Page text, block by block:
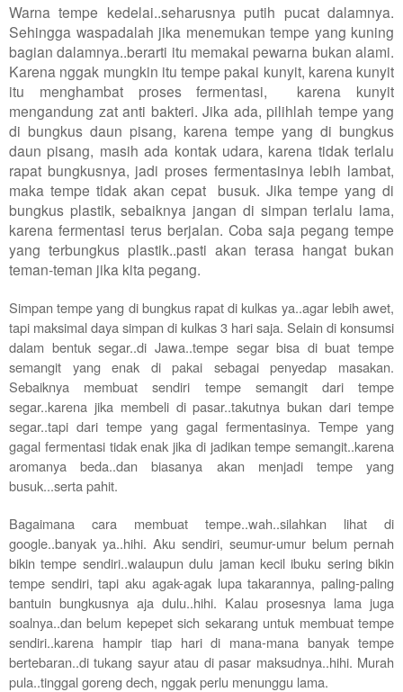
Warna tempe kedelai..seharusnya putih pucat dalamnya.
Sehingga waspadalah jika menemukan tempe yang kuning
bagian dalamnya..berarti itu memakai pewarna bukan alami.
Karena nggak mungkin itu tempe pakai kunyit, karena kunyit
itu menghambat proses fermentasi, karena kunyit
mengandung zat anti bakteri. Jika ada, pilihlah tempe yang
di bungkus daun pisang, karena tempe yang di bungkus
daun pisang, masih ada kontak udara, karena tidak terlalu
rapat bungkusnya, jadi proses fermentasinya lebih lambat,
maka tempe tidak akan cepat busuk. Jika tempe yang di
bungkus plastik, sebaiknya jangan di simpan terlalu lama,
karena fermentasi terus berjalan. Coba saja pegang tempe
yang terbungkus plastik..pasti akan terasa hangat bukan
teman-teman jika kita pegang.
Simpan tempe yang di bungkus rapat di kulkas ya..agar lebih awet,
tapi maksimal daya simpan di kulkas 3 hari saja. Selain di konsumsi
dalam bentuk segar..di Jawa..tempe segar bisa di buat tempe
semangit yang enak di pakai sebagai penyedap masakan.
Sebaiknya membuat sendiri tempe semangit dari tempe
segar..karena jika membeli di pasar..takutnya bukan dari tempe
segar..tapi dari tempe yang gagal fermentasinya. Tempe yang
gagal fermentasi tidak enak jika di jadikan tempe semangit..karena
aromanya beda..dan biasanya akan menjadi tempe yang
busuk...serta pahit.
Bagaimana cara membuat tempe..wah..silahkan lihat di
google..banyak ya..hihi. Aku sendiri, seumur-umur belum pernah
bikin tempe sendiri..walaupun dulu jaman kecil ibuku sering bikin
tempe sendiri, tapi aku agak-agak lupa takarannya, paling-paling
bantuin bungkusnya aja dulu..hihi. Kalau prosesnya lama juga
soalnya..dan belum kepepet sich sekarang untuk membuat tempe
sendiri..karena hampir tiap hari di mana-mana banyak tempe
bertebaran..di tukang sayur atau di pasar maksudnya..hihi. Murah
pula..tinggal goreng dech, nggak perlu menunggu lama.